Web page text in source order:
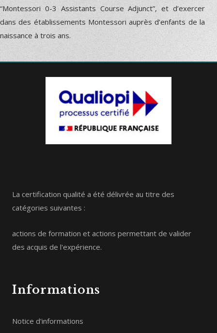
“Montessori 0-3 Assistants Course Adjunct”, et d’exercer
dans des établissements Montessori auprès d’enfants de la
naissance à trois ans.
La certification qualité a été délivrée au titre des
catégories suivantes :
actions de formation et actions permettant de valider
des acquis de l'expérience.
Informations
Notice d'informations